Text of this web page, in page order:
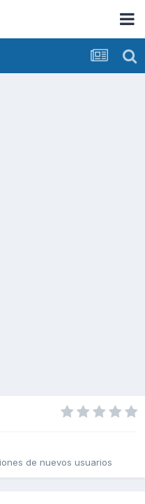
de nuevos usuarios